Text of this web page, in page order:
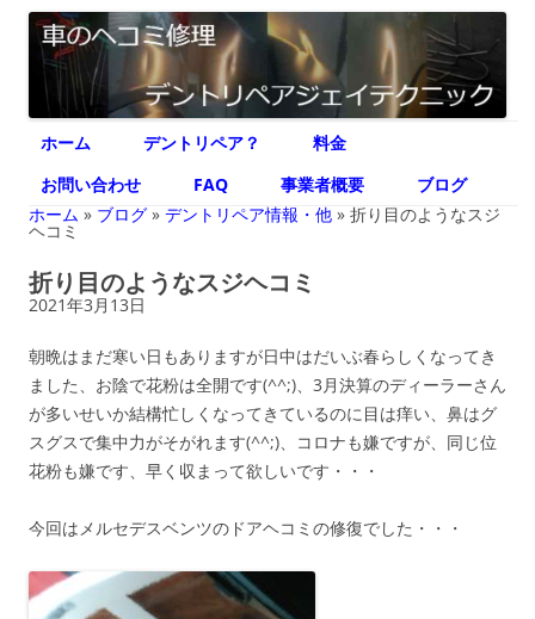
デントリペア ジェイテクニック
車のヘコミ修理専門 神奈川県横浜市 デントリペア ジェイテクニック
ン
ツ
へ
ス
プ
ホーム デントリペア？
料金
お問い合わせ
FAQ 事業者概要
ブログ
ホーム » ブログ » デントリペア情報・他 » 折り目のようなスジ
ヘコミ
折り目のようなスジヘコミ
2021年3月13日
朝晩はまだ寒い日もありますが日中はだいぶ春らしくなってき
ました、お陰で花粉は全開です(^^;)、3月決算のディーラーさん
が多いせいか結構忙しくなってきているのに目は痒い、鼻はグ
スグスで集中力がそがれます(^^;)、コロナも嫌ですが、同じ位
花粉も嫌です、早く収まって欲しいです・・・
今回はメルセデスベンツのドアヘコミの修復でした・・・